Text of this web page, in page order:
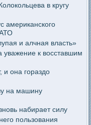
в кругу
американского
и алчная власть»
к восставшим
и она гораздо
на машину
набирает силу
пользования